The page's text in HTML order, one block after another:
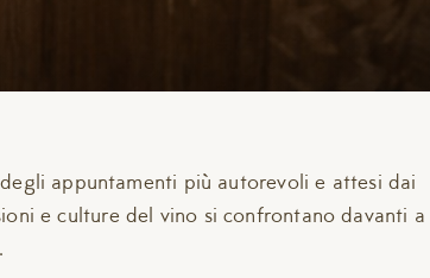
appuntamenti più autorevoli e attesi dai
e culture del vino si confrontano davanti a